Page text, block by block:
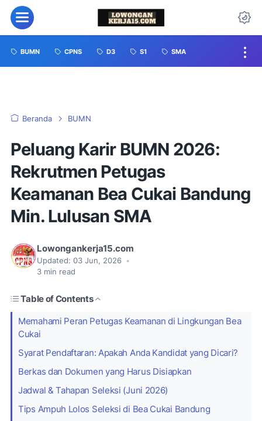
BUMN CPNS D3 S1 SMA
Beranda BUMN
Peluang Karir BUMN 2026:
Rekrutmen Petugas
Keamanan Bea Cukai Bandung
Min. Lulusan SMA
Lowongankerja15.com
Updated: 03 Jun, 2026 •
3 min read
Table of Contents
Memahami Peran Petugas Keamanan di Lingkungan Bea
Cukai
Syarat Pendaftaran: Apakah Anda Kandidat yang Dicari?
Berkas dan Dokumen yang Harus Disiapkan
Jadwal & Tahapan Seleksi (Juni 2026)
Tips Ampuh Lolos Seleksi di Bea Cukai Bandung